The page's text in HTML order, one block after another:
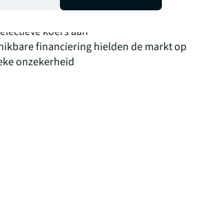
koers aan
financiering hielden de markt op
onzekerheid